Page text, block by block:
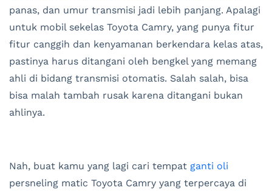
panas, dan umur transmisi jadi lebih panjang. Apalagi
untuk mobil sekelas Toyota Camry, yang punya fitur
fitur canggih dan kenyamanan berkendara kelas atas,
pastinya harus ditangani oleh bengkel yang memang
ahli di bidang transmisi otomatis. Salah salah, bisa
bisa malah tambah rusak karena ditangani bukan
ahlinya.
Nah, buat kamu yang lagi cari tempat ganti oli
persneling matic Toyota Camry yang terpercaya di